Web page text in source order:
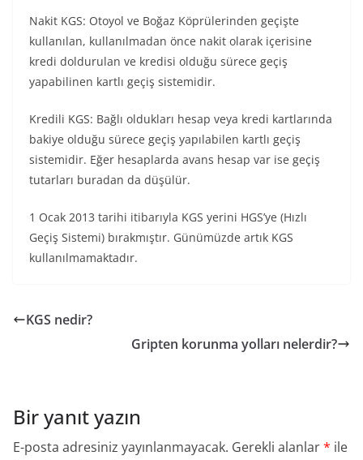
Nakit KGS: Otoyol ve Boğaz Köprülerinden geçişte
kullanılan, kullanılmadan önce nakit olarak içerisine
kredi doldurulan ve kredisi olduğu sürece geçiş
yapabilinen kartlı geçiş sistemidir.
Kredili KGS: Bağlı oldukları hesap veya kredi kartlarında
bakiye olduğu sürece geçiş yapılabilen kartlı geçiş
sistemidir. Eğer hesaplarda avans hesap var ise geçiş
tutarları buradan da düşülür.
1 Ocak 2013 tarihi itibarıyla KGS yerini HGS’ye (Hızlı
Geçiş Sistemi) bırakmıştır. Günümüzde artık KGS
kullanılmamaktadır.
KGS nedir?
Gripten korunma yolları nelerdir?
Bir yanıt yazın
E-posta adresiniz yayınlanmayacak. Gerekli alanlar* ile